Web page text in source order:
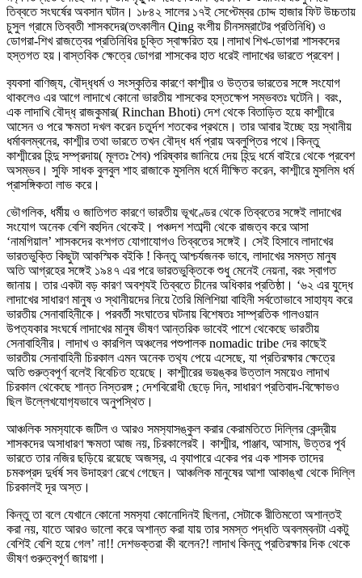
তিব্বতে সংঘর্ষের অবসান ঘটান। ১৮৪২ সালের ১৭ই সেপ্টেম্বর চোদ্দ হাজার ফিট উচ্চতায়
চুসুল গ্রামে তিব্বতী শাসকদের(তৎকালীন Qing বংশীয় চীনসম্রাটের প্রতিনিধি) ও
ডোগরা-শিখ রাজত্বের প্রতিনিধির চুক্তি স্বাক্ষরিত হয়।লাদাখ শিখ-ডোগরা শাসকদের
হস্তগত হয়।বাস্তবিক ক্ষেত্রে ডোগরা শাসকের হাত ধরেই লাদাখের ভারতে প্রবেশ।
ব‍্যবসা বাণিজ‍্য, বৌদ্ধ‍্ধর্ম ও সংস্কৃতির কারণে কাশ্মীর ও উত্তর ভারতের সঙ্গে সংযোগ
থাকলেও এর আগে লাদাখে কোনো ভারতীয় শাসকের হস্তক্ষেপ সম্ভবতঃ ঘটেনি। বরং,
এক লাদাখি বৌদ্ধ‍্ রাজকুমার( Rinchan Bhoti) দেশ থেকে বিতাড়িত হয়ে কাশ্মীরে
আসেন ও পরে ক্ষমতা দখল করেন চতুর্দশ শতকের প্রথমে। তার আবার ইচ্ছে হয় স্থানীয়
ধর্মাবলম্বনের, কাশ্মীর তথা ভারতে তখন বৌদ্ধ ধর্ম প্রায় অবলুপ্তির পথে।কিন্তু
কাশ্মীরের হিন্দু সম্প্রদায়( মূলতঃ শৈব) পরিষ্কার জানিয়ে দেয় হিন্দু ধর্মে বাইরে থেকে প্রবেশ
অসম্ভব। সুফি সাধক বুলবুল শাহ রাজাকে মুসলিম ধর্মে দীক্ষিত করেন, কাশ্মীরে মুসলিম ধর্ম
প্রাসঙ্গিকতা লাভ করে।
ভৌগলিক, ধর্মীয় ও জাতিগত কারণে ভারতীয় ভূখণ্ডের থেকে তিব্বতের সঙ্গেই লাদাখের
সংযোগ অনেক বেশি বহুদিন থেকেই। পঞ্চদশ শতাব্দী থেকে রাজত্ব করে আসা
‘নামগিয়াল’ শাসকদের বংশগত যোগাযোগও তিব্বতের সঙ্গেই। সেই হিসাবে লাদাখের
ভারতভুক্তি কিছুটা আকস্মিক বইকি ! কিন্তু আশ্চর্যজনক ভাবে, লাদাখের সমস্ত মানুষ
অতি আগ্রহের সঙ্গেই ১৯৪৭ এর পরে ভারতভুক্তিকে শুধু মেনেই নেয়না, বরং স্বাগত
জানায়। তার একটা বড় কারণ অবশ‍্যই তিব্বতে চীনের অধিকার প্রতিষ্ঠা। ‘৬২ এর যুদ্ধে
লাদাখের সাধারণ মানুষ ও স্থানীয়দের নিয়ে তৈরি মিলিশিয়া বাহিনী সর্বতোভাবে সাহায‍্য করে
ভারতীয় সেনাবাহিনীকে। পরবর্তী সংঘাতের ঘটনায় বিশেষতঃ সাম্প্রতিক গালওয়ান
উপত‍্যকার সংঘর্ষে লাদাখের মানুষ ভীষণ আন্তরিক ভাবেই পাশে থেকেছে ভারতীয়
সেনাবাহিনীর। লাদাখ ও কারগিল অঞ্চলের পশুপালক nomadic tribe দের কাছেই
ভারতীয় সেনাবাহিনী চিরকাল এমন অনেক তথ‍্য পেয়ে এসেছে, যা প্রতিরক্ষার ক্ষেত্রে
অতি গুরুত্বপূর্ণ বলেই বিবেচিত হয়েছে। কাশ্মীরের ভয়ঙ্কর উত্তাল সময়েও লাদাখ
চিরকাল থেকেছে শান্ত নিস্তরঙ্গ ; দেশবিরোধী ছেড়ে দিন, সাধারণ প্রতিবাদ-বিক্ষোভও
ছিল উল্লেখযোগ‍্যভাবে অনুপস্থিত।
আঞ্চলিক সমস‍্যাকে জটিল ও আরও সমস‍্যাসঙ্কুল করার কেরামতিতে দিল্লির কেন্দ্রীয়
শাসকদের অসাধারণ ক্ষমতা আজ নয়, চিরকালেরই। কাশ্মীর, পাঞ্জাব, আসাম, উত্তর পূর্ব
ভারতে তার নজির ছড়িয়ে রয়েছে অজস্র, এ ব‍্যাপারে একের পর এক শাসক তাদের
চমকপ্রদ দুর্ধর্ষ সব উদাহরণ রেখে গেছেন। আঞ্চলিক মানুষের আশা আকাঙ্খা থেকে দিল্লি
চিরকালই দূর অস্ত।
কিন্তু তা বলে যেখানে কোনো সমস‍্যা কোনোদিনই ছিলনা, সেটাকে রীতিমতো অশান্তই
করা নয়, যাতে আরও ভালো করে অশান্ত করা যায় তার সমস্ত পদ্ধতি অবলম্বনটা একটু
বেশিই বেশি হয়ে গেল’ না!! দেশভক্তরা কী বলেন?! লাদাখ কিন্তু প্রতিরক্ষার দিক থেকে
ভীষণ গুরুত্বপূর্ণ জায়গা।